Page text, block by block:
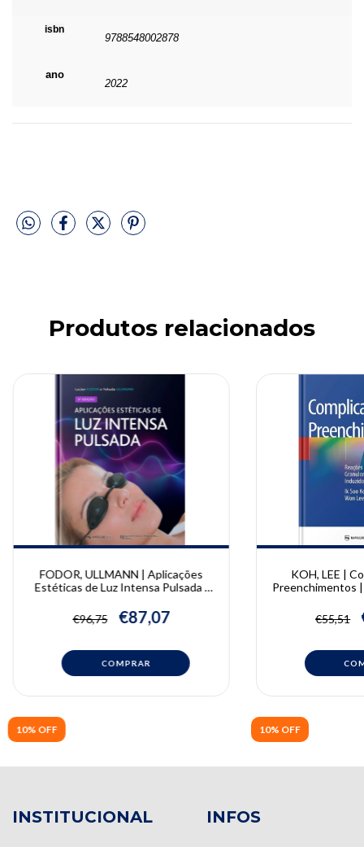
isbn
9788548002878
ano
2022
Produtos relacionados
10% OFF
FODOR, ULLMANN | Aplicações
Estéticas de Luz Intensa Pulsada |
€96,75
€87,07
10% OFF
KOH, LEE |
Preenchimentos
€55,51
INSTITUCIONAL INFOS